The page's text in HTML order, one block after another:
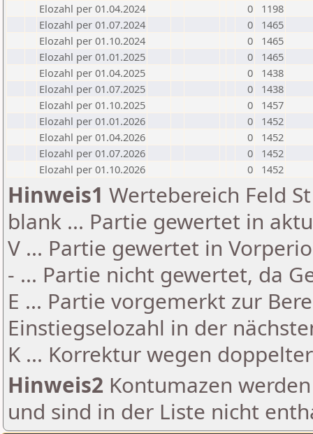
Elozahl per 01.04.2024
0
1198
Elozahl per 01.07.2024
0
1465
Elozahl per 01.10.2024
0
1465
Elozahl per 01.01.2025
0
1465
Elozahl per 01.04.2025
0
1438
Elozahl per 01.07.2025
0
1438
Elozahl per 01.10.2025
0
1457
Elozahl per 01.01.2026
0
1452
Elozahl per 01.04.2026
0
1452
Elozahl per 01.07.2026
0
1452
Elozahl per 01.10.2026
0 1452
Hinweis1 Wertebereich Feld
blank ... Partie gewertet in
V ... Partie gewertet in
- ... Partie nicht gewertet, da
E ... Partie vorgemerkt zur
Einstiegselozahl in der
K ... Korrektur wegen
Hinweis2 Kontumazen
und sind in der Liste nicht